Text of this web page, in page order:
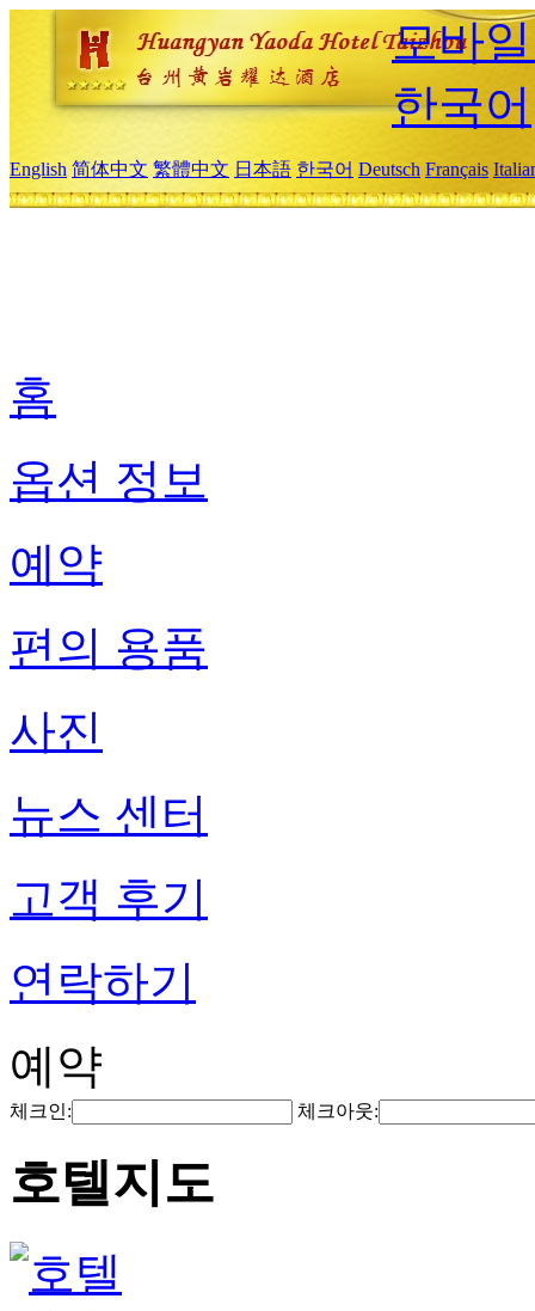
모바
한국어
English 简体中文 繁體中文 日本語 한국어 Deutsch Français
홈
옵션 정보
예약
편의 용품
사진
뉴스 센터
고객 후기
연락하기
예약
체크인: 체크아웃:
호텔지도